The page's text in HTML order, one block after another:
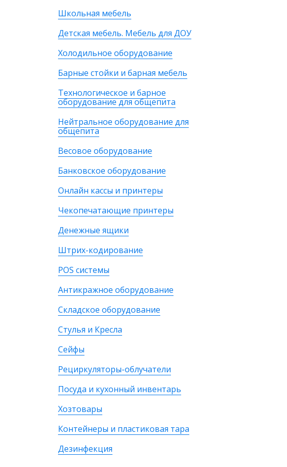
Школьная мебель
Детская мебель. Мебель для ДОУ
Холодильное оборудование
Барные стойки и барная мебель
Технологическое и барное
оборудование для общепита
Нейтральное оборудование для
общепита
Весовое оборудование
Банковское оборудование
Онлайн кассы и принтеры
Чекопечатающие принтеры
Денежные ящики
Штрих-кодирование
POS системы
Антикражное оборудование
Складское оборудование
Стулья и Кресла
Сейфы
Рециркуляторы-облучатели
Посуда и кухонный инвентарь
Хозтовары
Контейнеры и пластиковая тара
Дезинфекция